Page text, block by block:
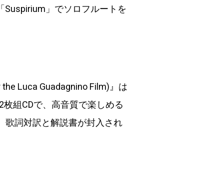
Suspirium」でソロフルートを
Luca Guadagnino Film)』は
組CDで、高音質で楽しめる
歌詞対訳と解説書が封入され